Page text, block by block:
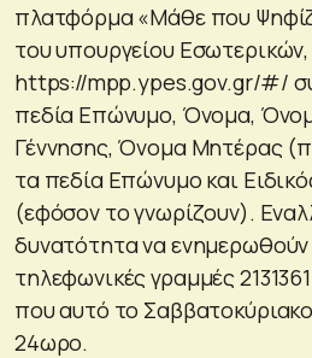
πλατφόρμα «Μάθε που
του υπουργείου Εσωτερικών,
https://mpp.ypes.gov.gr/#/
πεδία Επώνυμο, Όνομα,
Γέννησης, Όνομα Μητέρας
τα πεδία Επώνυμο και
(εφόσον το γνωρίζουν).
δυνατότητα να
τηλεφωνικές γραμμές
που αυτό το
24ωρο.